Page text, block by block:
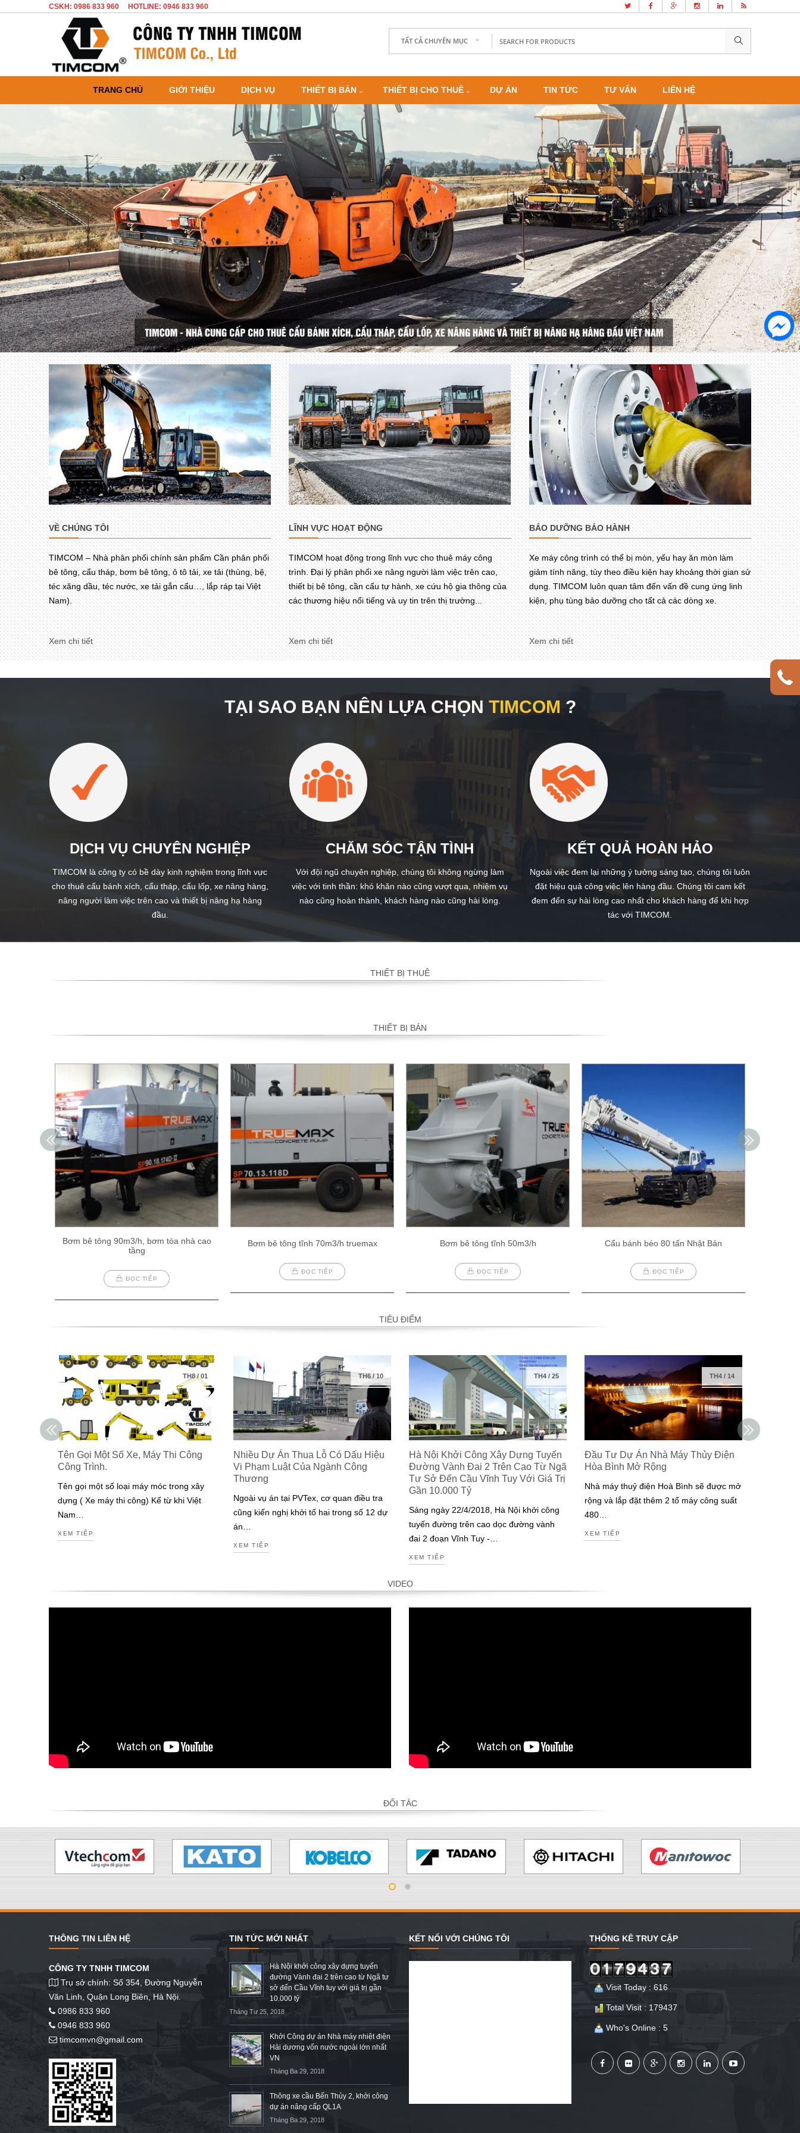
CSKH: 0986 833 960 HOTLINE: 0946 833 960
TẤT CẢ CHUYÊN MỤC
TRANG CHỦ GIỚI THIỆU DỊCH VỤ THIẾT BỊ BÁN THIẾT BỊ CHO THUÊ DỰ ÁN TIN TỨC TƯ VẤN LIÊN HỆ
VỀ CHÚNG TÔI
TIMCOM – Nhà phân phối chính sản phẩm Cần phân phối
bê tông, cẩu tháp, bơm bê tông, ô tô tải, xe tải (thùng, bệ,
téc xăng dầu, téc nước, xe tải gắn cẩu…, lắp ráp tại Việt
Nam).
Xem chi tiết
LĨNH VỰC HOẠT ĐỘNG
TIMCOM hoạt động trong lĩnh vực cho thuê máy công
trình. Đại lý phân phối xe nâng người làm việc trên cao,
thiết bị bê tông, cần cẩu tự hành, xe cứu hộ gia thông của
các thương hiệu nổi tiếng và uy tin trên thị trường...
Xem chi tiết
BẢO DƯỠNG BẢO HÀNH
Xe máy công trình có thể bị mòn, yếu hay ăn mòn làm
giảm tính năng, tùy theo điều kiện hay khoảng thời gian sử
dụng. TIMCOM luôn quan tâm đến vấn đề cung ứng linh
kiện, phụ tùng bảo dưỡng cho tất cả các dòng xe.
Xem chi tiết
TẠI SAO BẠN NÊN LỰA CHỌN TIMCOM ?
DỊCH VỤ CHUYÊN NGHIỆP
TIMCOM là công ty có bề dày kinh nghiệm trong lĩnh vực
cho thuê cẩu bánh xích, cẩu tháp, cẩu lốp, xe nâng hàng,
nâng người làm việc trên cao và thiết bị nâng hạ hàng
đầu.
CHĂM SÓC TẬN TÌNH
Với đội ngũ chuyên nghiệp, chúng tôi không ngừng làm
việc với tinh thần: khó khăn nào cũng vượt qua, nhiệm vụ
nào cũng hoàn thành, khách hàng nào cũng hài lòng.
KẾT QUẢ HOÀN HẢO
Ngoài việc đem lại những ý tưởng sáng tạo, chúng tôi luôn
đặt hiệu quả công việc lên hàng đầu. Chúng tôi cam kết
đem đến sự hài lòng cao nhất cho khách hàng để khi hợp
tác với TIMCOM.
THIẾT BỊ THUÊ
THIẾT BỊ BÁN
Bơm bê tông 90m3/h, bơm tòa nhà cao
tầng
ĐỌC TIẾP
Bơm bê tông tĩnh 70m3/h truemax
ĐỌC TIẾP
Bơm bê tông tĩnh 50m3/h
ĐỌC TIẾP
Cẩu bánh béo 80 tấn Nhật Bản
ĐỌC TIẾP
TIÊU ĐIỂM
TH8/01
Tên Gọi Một Số Xe, Máy Thi Công
Công Trình.
Tên gọi một số loại máy móc trong xây
dựng ( Xe máy thi công) Kể từ khi Việt
Nam…
XEM TIẾP
TH6/10
Nhiều Dự Án Thua Lỗ Có Dấu Hiệu
Vi Phạm Luật Của Ngành Công
Thương
Ngoài vụ án tại PVTex, cơ quan điều tra
cũng kiến nghị khởi tố hai trong số 12 dự
án…
XEM TIẾP
TH4 / 25
Hà Nội Khởi Công Xây Dựng Tuyến
Đường Vành Đai 2 Trên Cao Từ Ngã
Tư Sở Đến Cầu Vĩnh Tuy Với Giá Trị
Gần 10.000 Tỷ
Sáng ngày 22/4/2018, Hà Nội khởi công
tuyến đường trên cao dọc đường vành
đai 2 đoạn Vĩnh Tuy -…
XEM TIẾP
TH4 / 14
Đầu Tư Dự Án Nhà Máy Thủy Điện
Hòa Bình Mở Rộng
Nhà máy thuỷ điện Hoà Bình sẽ được mở
rộng và lắp đặt thêm 2 tổ máy công suất
480…
XEM TIẾP
VIDEO
ĐỐI TÁC
THÔNG TIN LIÊN HỆ
CÔNG TY TNHH TIMCOM
Trụ sở chính: Số 354, Đường Nguyễn
Văn Linh, Quận Long Biên, Hà Nội.
0986 833 960
0946 833 960
timcomvn@gmail.com
TIN TỨC MỚI NHẤT
Hà Nội khởi công xây dựng tuyến
đường Vành đai 2 trên cao từ Ngã tư
sở đến Cầu Vĩnh tuy với giá trị gần
10.000 tỷ
Tháng Tư 25, 2018
Khởi Công dự án Nhà máy nhiệt điện
Hải dương vốn nước ngoài lớn nhất
VN
Tháng Ba 29, 2018
Thông xe cầu Bến Thủy 2, khởi công
dự án nâng cấp QL1A
Tháng Ba 29, 2018
KẾT NỐI VỚI CHÚNG TÔI THỐNG KÊ TRUY CẬP
Visit Today : 616
Total Visit : 179437
Who's Online : 5